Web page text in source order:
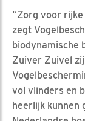
“Zorg voor
zegt
biodynamische
Zuiver Zuivel
vol vlinders en
heerlijk kunnen